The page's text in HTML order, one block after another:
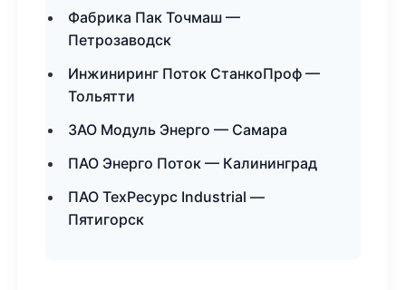
Фабрика Пак Точмаш —
Петрозаводск
Инжиниринг Поток СтанкоПроф —
Тольятти
ЗАО Модуль Энерго — Самара
ПАО Энерго Поток — Калининград
ПАО ТехРесурс Industrial —
Пятигорск